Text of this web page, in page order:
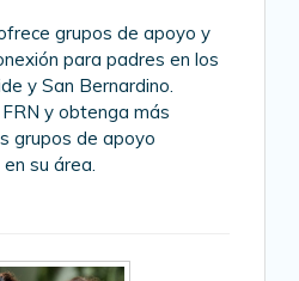
grupos de apoyo y
para padres en los
y San Bernardino.
y obtenga más
grupos de apoyo
su área.